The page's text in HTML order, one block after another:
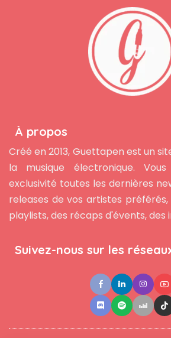
À propos
Créé en 2013, Guettapen est un
la musique électronique.
exclusivité toutes les dernières
releases de vos artistes préférés,
playlists, des récaps d'évents, des
Suivez-nous sur les